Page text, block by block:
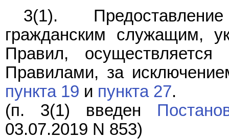
3(1).
гражданским служащим,
Правил,
Правилами, за
пункта 19 и пункта 27.
(п. 3(1) введен
03.07.2019 N 853)